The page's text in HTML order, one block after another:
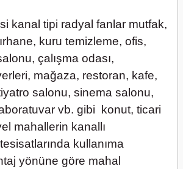
kanal tipi radyal fanlar mutfak,
kuru temizleme, ofis,
çalışma odası,
mağaza, restoran, kafe,
salonu, sinema salonu,
vb. gibi konut, ticari
mahallerin kanallı
kullanıma
yönüne göre mahal